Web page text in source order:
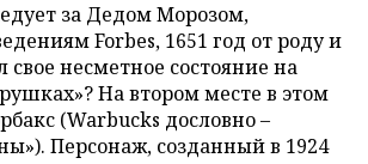
за Дедом Морозом,
Forbes, 1651 год от роду и
свое несметное состояние на
На втором месте в этом
(Warbucks дословно –
Персонаж, созданный в 1924